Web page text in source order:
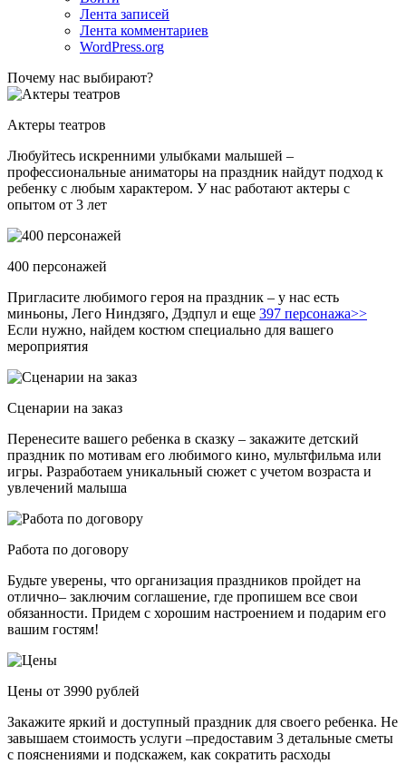
Лента записей
Лента комментариев
WordPress.org
Почему нас выбирают?
Актеры театров
Любуйтесь искренними улыбками малышей –
профессиональные аниматоры на праздник найдут подход к
ребенку с любым характером. У нас работают актеры с
опытом от 3 лет
400 персонажей
Пригласите любимого героя на праздник – у нас есть
миньоны, Лего Ниндзяго, Дэдпул и еще 397 персонажа>>
Если нужно, найдем костюм специально для вашего
мероприятия
Сценарии на заказ
Перенесите вашего ребенка в сказку – закажите детский
праздник по мотивам его любимого кино, мультфильма или
игры. Разработаем уникальный сюжет с учетом возраста и
увлечений малыша
Работа по договору
Будьте уверены, что организация праздников пройдет на
отлично– заключим соглашение, где пропишем все свои
обязанности. Придем с хорошим настроением и подарим его
вашим гостям!
Цены от 3990 рублей
Закажите яркий и доступный праздник для своего ребенка. Не
завышаем стоимость услуги –предоставим 3 детальные сметы
с пояснениями и подскажем, как сократить расходы